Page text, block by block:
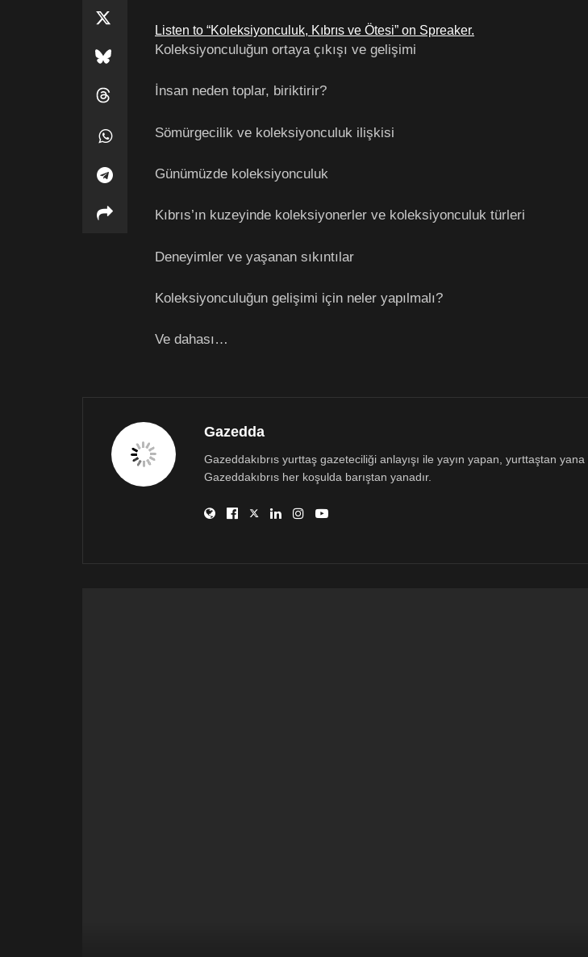
Listen to “Koleksiyonculuk, Kıbrıs ve Ötesi” on Spreaker.
Koleksiyonculuğun ortaya çıkışı ve gelişimi
İnsan neden toplar, biriktirir?
Sömürgecilik ve koleksiyonculuk ilişkisi
Günümüzde koleksiyonculuk
Kıbrıs’ın kuzeyinde koleksiyonerler ve koleksiyonculuk türleri
Deneyimler ve yaşanan sıkıntılar
Koleksiyonculuğun gelişimi için neler yapılmalı?
Ve dahası…
Gazedda
Gazeddakıbrıs yurttaş gazeteciliği anlayışı ile yayın yapan, yurttaştan
Gazeddakıbrıs her koşulda barıştan yanadır.